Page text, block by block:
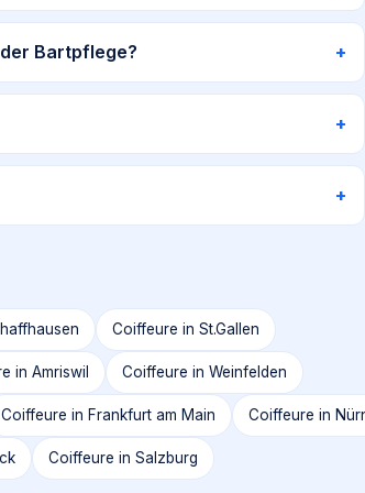
Bartpflege?
Coiffeure in St.Gallen
in Amriswil Coiffeure in Weinfelden
Coiffeure in Frankfurt am Main Coiffeure in
Coiffeure in Salzburg